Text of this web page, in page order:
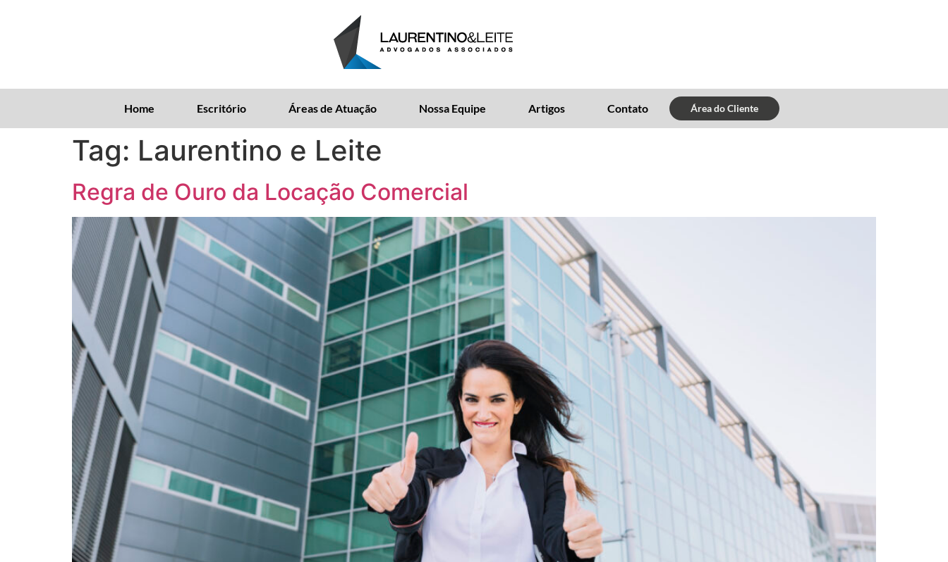
Home Escritório Áreas de Atuação Nossa Equipe Artigos Contato Área do Cliente
Tag: Laurentino e Leite
Regra de Ouro da Locação Comercial